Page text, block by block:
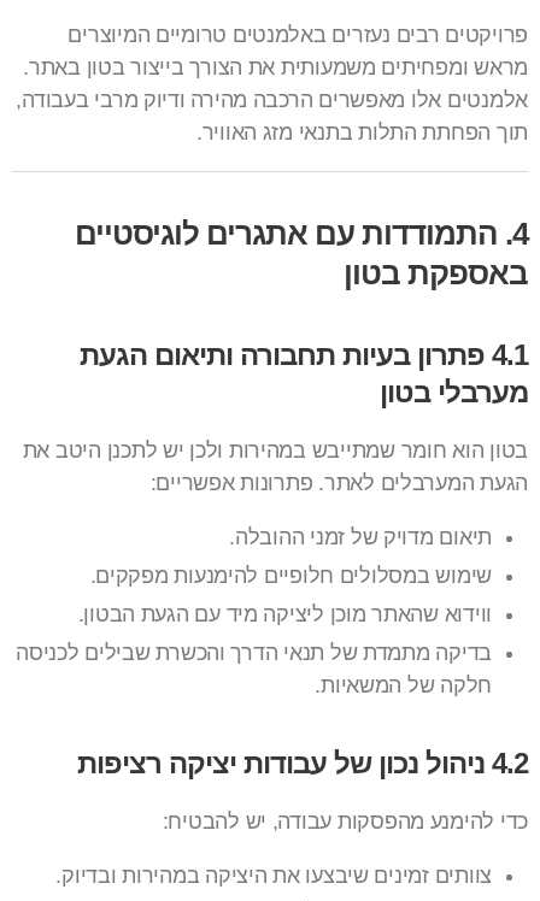
פרויקטים רבים נעזרים באלמנטים טרומיים המיוצרים
מראש ומפחיתים משמעותית את הצורך בייצור בטון באתר.
אלמנטים אלו מאפשרים הרכבה מהירה ודיוק מרבי בעבודה,
תוך הפחתת התלות בתנאי מזג האוויר.
4. התמודדות עם אתגרים לוגיסטיים
באספקת בטון
4.1 פתרון בעיות תחבורה ותיאום הגעת
מערבלי בטון
בטון הוא חומר שמתייבש במהירות ולכן יש לתכנן היטב את
הגעת המערבלים לאתר. פתרונות אפשריים:
תיאום מדויק של זמני ההובלה.
שימוש במסלולים חלופיים להימנעות מפקקים.
ווידוא שהאתר מוכן ליציקה מיד עם הגעת הבטון.
בדיקה מתמדת של תנאי הדרך והכשרת שבילים לכניסה
חלקה של המשאיות.
4.2 ניהול נכון של עבודות יציקה רציפות
כדי להימנע מהפסקות עבודה, יש להבטיח:
צוותים זמינים שיבצעו את היציקה במהירות ובדיוק.